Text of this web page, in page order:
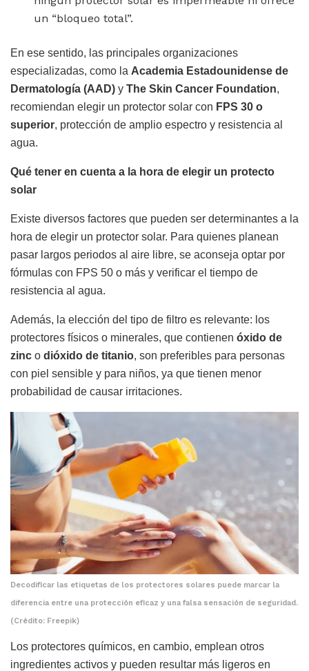
un “bloqueo total”.
En ese sentido, las principales organizaciones
especializadas, como la Academia Estadounidense de
Dermatología (AAD) y The Skin Cancer Foundation,
recomiendan elegir un protector solar con FPS 30 o
superior, protección de amplio espectro y resistencia al
agua.
Qué tener en cuenta a la hora de elegir un protecto
solar
Existe diversos factores que pueden ser determinantes a la
hora de elegir un protector solar. Para quienes planean
pasar largos periodos al aire libre, se aconseja optar por
fórmulas con FPS 50 o más y verificar el tiempo de
resistencia al agua.
Además, la elección del tipo de filtro es relevante: los
protectores físicos o minerales, que contienen óxido de
zinc o dióxido de titanio, son preferibles para personas
con piel sensible y para niños, ya que tienen menor
probabilidad de causar irritaciones.
Decodificar las etiquetas de los protectores solares puede marcar la
diferencia entre una protección eficaz y una falsa sensación de seguridad.
(Crédito: Freepik)
Los protectores químicos, en cambio, emplean otros
ingredientes activos y pueden resultar más ligeros en